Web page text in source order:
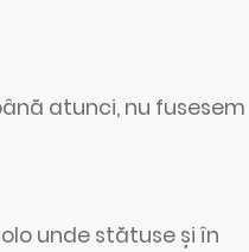
atunci, nu fusesem
unde stătuse și în